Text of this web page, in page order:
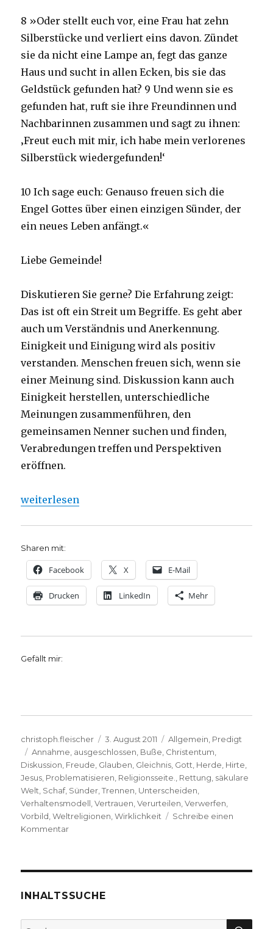
8 »Oder stellt euch vor, eine Frau hat zehn
Silberstücke und verliert eins davon. Zündet
sie da nicht eine Lampe an, fegt das ganze
Haus und sucht in allen Ecken, bis sie das
Geldstück gefunden hat? 9 Und wenn sie es
gefunden hat, ruft sie ihre Freundinnen und
Nachbarinnen zusammen und sagt zu ihnen:
‚Freut euch mit mir, ich habe mein verlorenes
Silberstück wiedergefunden!‘
10 Ich sage euch: Genauso freuen sich die
Engel Gottes über einen einzigen Sünder, der
ein neues Leben anfängt.«
Liebe Gemeinde!
Diskutieren Sie gerne? Die Erfahrung zeigt:
Das ist oft ein Streit um Begriffe. Es geht aber
auch um Verständnis und Anerkennung.
Einigkeit und Einigung wird als positiv
verstanden. Menschen freuen sich, wenn sie
einer Meinung sind. Diskussion kann auch
Einigkeit herstellen, unterschiedliche
Meinungen zusammenführen, den
gemeinsamen Nenner suchen und finden,
Verabredungen treffen und Perspektiven
eröffnen.
„Predigt über Lukas 15, 1-10 – Christoph Fleischer,
weiterlesen
Sharen mit:
Facebook X E-Mail
Drucken LinkedIn Mehr
Gefällt mir:
Autor
christoph.fleischer
Veröffentlicht
am
3. August 2011 Kategorien
Allgemein Predigt
Schlagwörter
Annahme ausgeschlossen Buße Christentum
Diskussion Freude Glauben Gleichnis Gott Herde Hirte
Jesus Problematisieren Religionsseite. Rettung säkulare
Welt Schaf, Sünder ,Trennen Unterscheiden
Verhaltensmodell ,Vertrauen ,Verurteilen ,Verwerfen
Vorbild ,Weltreligionen ,Wirklichkeit
Schreibe einen
Kommentarzu
1-
–
INHALTSSUCHE